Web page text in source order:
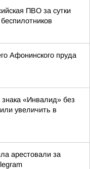
ПВО за сутки
Афонинского пруда
«Инвалид» без
увеличить в
арестовали за